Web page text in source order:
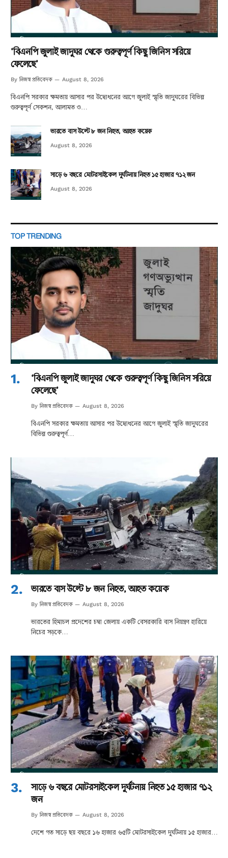
‘বিএনপি জুলাই জাদুঘর থেকে গুরুত্বপূর্ণ কিছু জিনিস সরিয়ে
ফেলেছে’
By নিজস্ব প্রতিবেদক August 8, 2026
বিএনপি সরকার ক্ষমতায় আসার পর উদ্বোধনের আগে জুলাই স্মৃতি জাদুঘরের বিভিন্ন
গুরুত্বপূর্ণ সেকশন, আলামত ও…
ভারতে বাস উল্টে ৮ জন নিহত, আহত কয়েক
August 8, 2026
সাড়ে ৬ বছরে মোটরসাইকেল দুর্ঘটনায় নিহত ১৫ হাজার ৭১২ জন
August 8, 2026
TOP TRENDING
‘বিএনপি জুলাই জাদুঘর থেকে গুরুত্বপূর্ণ কিছু জিনিস সরিয়ে
ফেলেছে’
By নিজস্ব প্রতিবেদক August 8, 2026
বিএনপি সরকার ক্ষমতায় আসার পর উদ্বোধনের আগে জুলাই স্মৃতি জাদুঘরের
বিভিন্ন গুরুত্বপূর্ণ…
ভারতে বাস উল্টে ৮ জন নিহত, আহত কয়েক
By নিজস্ব প্রতিবেদক August 8, 2026
ভারতের হিমাচল প্রদেশের চম্বা জেলায় একটি বেসরকারি বাস নিয়ন্ত্রণ হারিয়ে
নিচের সড়কে…
সাড়ে ৬ বছরে মোটরসাইকেল দুর্ঘটনায় নিহত ১৫ হাজার ৭১২
জন
By নিজস্ব প্রতিবেদক August 8, 2026
দেশে গত সাড়ে ছয় বছরে ১৬ হাজার ৬৫টি মোটরসাইকেল দুর্ঘটনায় ১৫ হাজার…